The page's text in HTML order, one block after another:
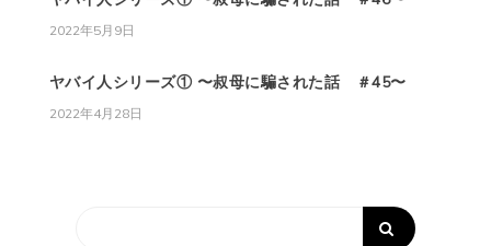
2022年5月9日
ヤバイ人シリーズ① 〜叔母に騙された話 ＃45〜
2022年4月28日